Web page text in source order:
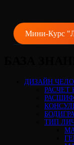
Мини-Курс
ДИЗАЙН
РАСЧЕТ
ТИП